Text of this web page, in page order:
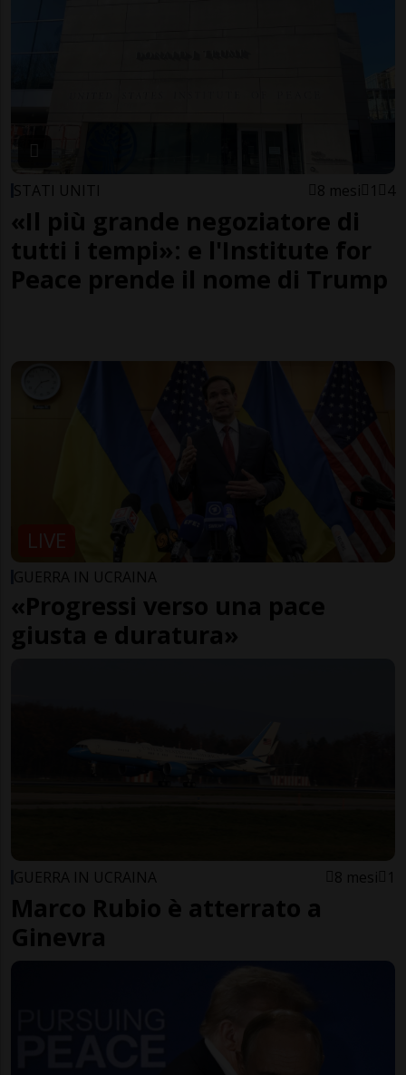
STATI UNITI 8 mesi 1 4
«Il più grande negoziatore di
tutti i tempi»: e l'Institute for
Peace prende il nome di Trump
LIVE
GUERRA IN UCRAINA
«Progressi verso una pace
giusta e duratura»
GUERRA IN UCRAINA 8 mesi 1
Marco Rubio è atterrato a
Ginevra